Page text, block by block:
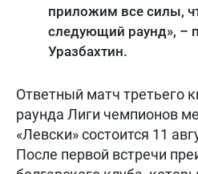
приложим все силы,
следующий раунд», –
Уразбахтин.
Ответный матч третьего
раунда Лиги чемпионов
«Левски» состоится 11
После первой встречи